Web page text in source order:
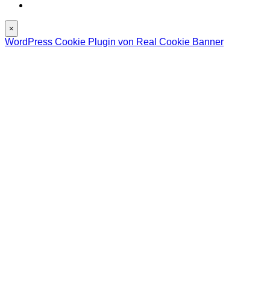
×
WordPress Cookie Plugin von Real Cookie Banner